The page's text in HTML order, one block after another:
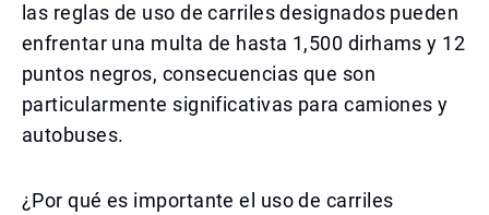
las reglas de uso de carriles designados pueden
enfrentar una multa de hasta 1,500 dirhams y 12
puntos negros, consecuencias que son
particularmente significativas para camiones y
autobuses.
¿Por qué es importante el uso de carriles